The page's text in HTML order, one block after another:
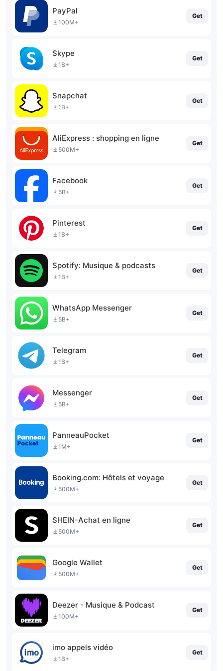
PayPal
100M+
Get
Skype
1B+
Get
Snapchat
1B+
Get
AliExpress : shopping en ligne
500M+
Get
Facebook
5B+
Get
Pinterest
1B+
Get
Spotify: Musique & podcasts
1B+
Get
WhatsApp Messenger
5B+
Get
Telegram
1B+
Get
Messenger
5B+
Get
PanneauPocket
1M+
Get
Booking.com: Hôtels et voyage
500M+
Get
SHEIN-Achat en ligne
500M+
Get
Google Wallet
500M+
Get
Deezer - Musique & Podcast
100M+
Get
imo appels vidéo
1B+
Get